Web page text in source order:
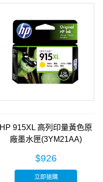
HP 915XL 高列印量黃色原
廠墨水匣(3YM21AA)
$926
立即搶購